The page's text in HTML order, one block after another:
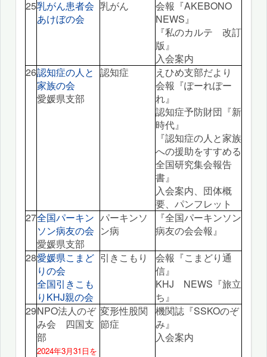
25乳がん患者会
あけぼの会
乳がん
会報『AKEBONO
NEWS』
『私のカルテ 改訂
版』
入会案内
26認知症の人と
家族の会
愛媛県支部
認知症
えひめ支部だより
会報『ぽーれぽー
れ』
認知症予防財団『新
時代』
『認知症の人と家族
への援助をすすめる
全国研究集会報告
書』
入会案内、団体概
要、パンフレット
27全国パーキン
ソン病友の会
愛媛県支部
パーキンソ
ン病
『全国パーキンソン
病友の会会報』
28愛媛県こまど
りの会
全国引きこも
りKHJ親の会
引きこもり
会報『こまどり通
信』
KHJ NEWS『旅立
ち』
29NPO法人のぞ
み会 四国支
部
2024年3月31日を
変形性股関
節症
機関誌『SSKOのぞ
み』
入会案内